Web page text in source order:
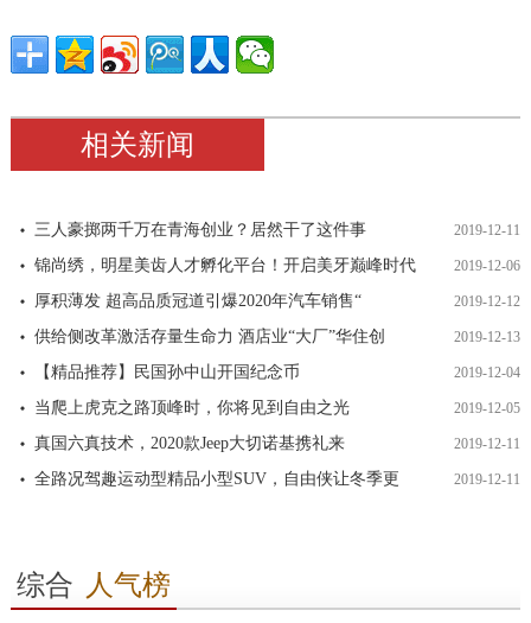
相关新闻
三人豪掷两千万在青海创业？居然干了这件事 2019-12-11
锦尚绣，明星美齿人才孵化平台！开启美牙巅峰时代 2019-12-06
厚积薄发 超高品质冠道引爆2020年汽车销售“ 2019-12-12
供给侧改革激活存量生命力 酒店业“大厂”华住创 2019-12-13
【精品推荐】民国孙中山开国纪念币 2019-12-04
当爬上虎克之路顶峰时，你将见到自由之光 2019-12-05
真国六真技术，2020款Jeep大切诺基携礼来 2019-12-11
全路况驾趣运动型精品小型SUV，自由侠让冬季更 2019-12-11
综合 人气榜